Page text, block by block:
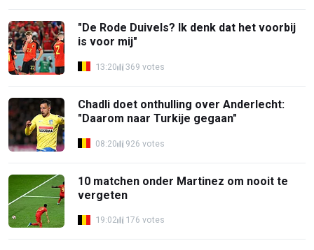
"De Rode Duivels? Ik denk dat het voorbij
is voor mij"
13:20 369 votes
Chadli doet onthulling over Anderlecht:
"Daarom naar Turkije gegaan"
08:20 926 votes
10 matchen onder Martinez om nooit te
vergeten
19:02 176 votes